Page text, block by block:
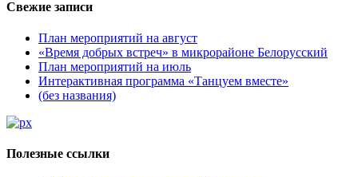
Свежие записи
План мероприятий на август
«Время добрых встреч» в микрорайоне Белорусский
План мероприятий на июль
Интерактивная программа «Танцуем вместе»
(без названия)
Полезные ссылки